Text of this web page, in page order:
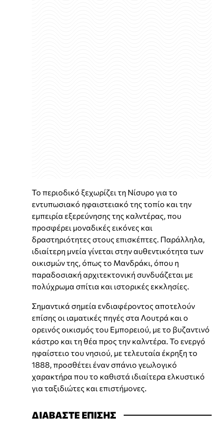
Το περιοδικό ξεχωρίζει τη Νίσυρο για το
εντυπωσιακό ηφαιστειακό της τοπίο και την
εμπειρία εξερεύνησης της καλντέρας, που
προσφέρει μοναδικές εικόνες και
δραστηριότητες στους επισκέπτες. Παράλληλα,
ιδιαίτερη μνεία γίνεται στην αυθεντικότητα των
οικισμών της, όπως το Μανδράκι, όπου η
παραδοσιακή αρχιτεκτονική συνδυάζεται με
πολύχρωμα σπίτια και ιστορικές εκκλησίες.
Σημαντικά σημεία ενδιαφέροντος αποτελούν
επίσης οι ιαματικές πηγές στα Λουτρά και ο
ορεινός οικισμός του Εμπορειού, με το βυζαντινό
κάστρο και τη θέα προς την καλντέρα. Το ενεργό
ηφαίστειο του νησιού, με τελευταία έκρηξη το
1888, προσθέτει έναν σπάνιο γεωλογικό
χαρακτήρα που το καθιστά ιδιαίτερα ελκυστικό
για ταξιδιώτες και επιστήμονες.
ΔΙΑΒΑΣΤΕ ΕΠΙΣΗΣ